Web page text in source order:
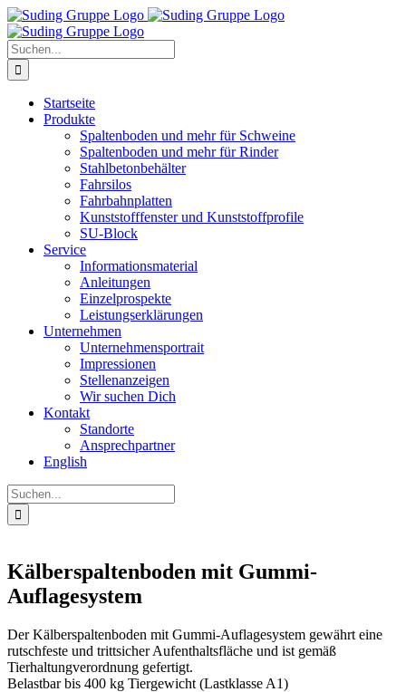
Zum
Inhalt
springen
Suche
nach:
Startseite
Produkte
Spaltenboden und mehr für Schweine
Spaltenboden und mehr für Rinder
Stahlbetonbehälter
Fahrsilos
Fahrbahnplatten
Kunststofffenster und Kunststoffprofile
SU-Block
Service
Informationsmaterial
Anleitungen
Einzelprospekte
Leistungserklärungen
Unternehmen
Unternehmensportrait
Impressionen
Stellenanzeigen
Wir suchen Dich
Kontakt
Standorte
Ansprechpartner
English
Suche
nach:
Kälberspaltenboden mit Gummi-
Auflagesystem
Der Kälberspaltenboden mit Gummi-Auflagesystem gewährt eine
rutschfeste und trittsicher Aufenthaltsfläche und ist gemäß
Tierhaltungverordnung gefertigt.
Belastbar bis 400 kg Tiergewicht (Lastklasse A1)